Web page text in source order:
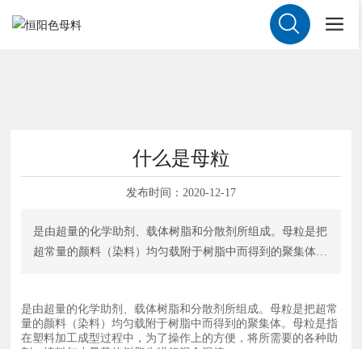
什么是母粒
发布时间： 2020-12-17
是由超量的化学助剂、载体树脂和分散剂所组成。母粒是把
超常量的颜料（染料）均匀载附于树脂中而得到的聚集体。
是由超量的化学助剂、载体树脂和分散剂所组成。母粒是把超常
量的颜料（染料）均匀载附于树脂中而得到的聚集体。母粒是指
在塑料加工成型过程中，为了操作上的方便，将所需要的各种助